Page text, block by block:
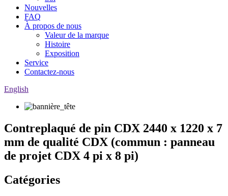
Nouvelles
FAQ
À propos de nous
Valeur de la marque
Histoire
Exposition
Service
Contactez-nous
English
Contreplaqué de pin CDX 2440 x 1220 x 7
mm de qualité CDX (commun : panneau
de projet CDX 4 pi x 8 pi)
Catégories